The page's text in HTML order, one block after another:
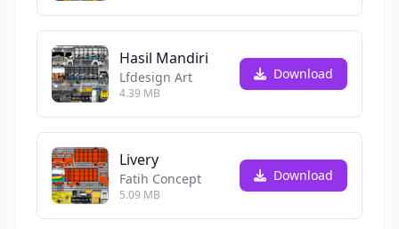
Hasil Mandiri
Lfdesign Art
4.39 MB
Download
Livery
Fatih Concept
5.09 MB
Download